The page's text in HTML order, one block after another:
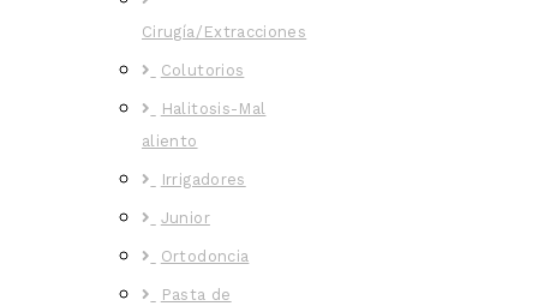
Cirugía/Extracciones
Colutorios
Halitosis-Mal
aliento
Irrigadores
Junior
Ortodoncia
Pasta de